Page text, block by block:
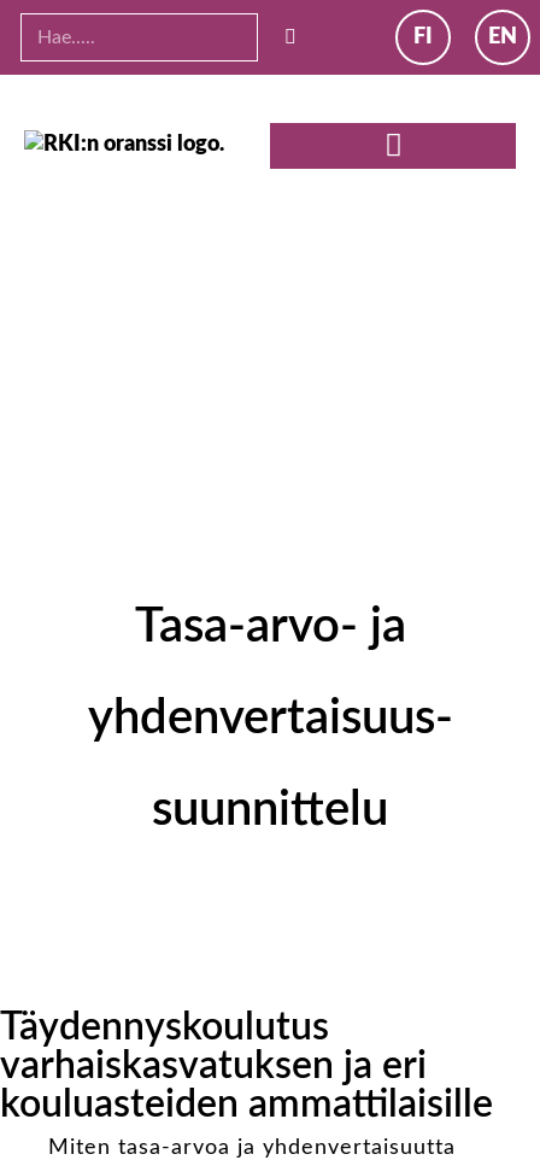
FI EN
Tasa-arvo- ja
yhdenvertaisuus­
suunnittelu
Täydennyskoulutus
varhaiskasvatuksen ja eri
kouluasteiden ammattilaisille
Miten tasa-arvoa ja yhdenvertaisuutta